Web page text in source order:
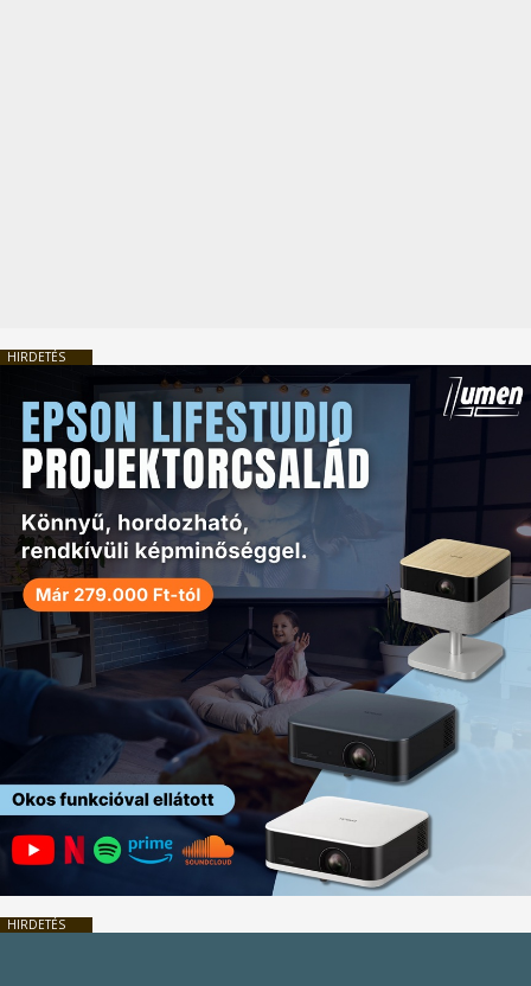
HIRDETÉS
HIRDETÉS